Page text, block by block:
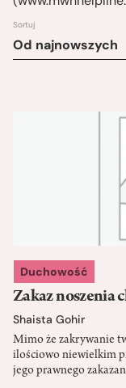
Sortuj
Od najnowszych
Duchowość
Zakaz noszenia
Shaista Gohir
Mimo że zakrywanie
ilościowo niewielkim
jego prawnego